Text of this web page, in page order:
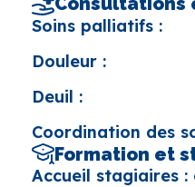
Soins palliatifs :
Douleur :
Deuil :
Coordination des
Formation et
Accueil stagiaires :